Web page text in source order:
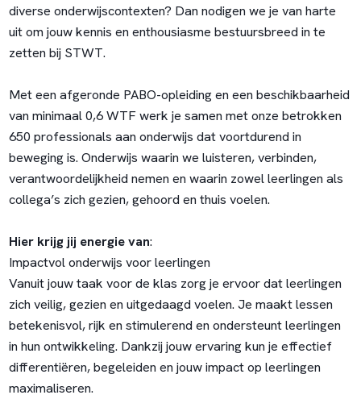
diverse onderwijscontexten? Dan nodigen we je van harte
uit om jouw kennis en enthousiasme bestuursbreed in te
zetten bij STWT.
Met een afgeronde PABO-opleiding en een beschikbaarheid
van minimaal 0,6 WTF werk je samen met onze betrokken
650 professionals aan onderwijs dat voortdurend in
beweging is. Onderwijs waarin we luisteren, verbinden,
verantwoordelijkheid nemen en waarin zowel leerlingen als
collega’s zich gezien, gehoord en thuis voelen.
Hier krijg jij energie van:
Impactvol onderwijs voor leerlingen
Vanuit jouw taak voor de klas zorg je ervoor dat leerlingen
zich veilig, gezien en uitgedaagd voelen. Je maakt lessen
betekenisvol, rijk en stimulerend en ondersteunt leerlingen
in hun ontwikkeling. Dankzij jouw ervaring kun je effectief
differentiëren, begeleiden en jouw impact op leerlingen
maximaliseren.